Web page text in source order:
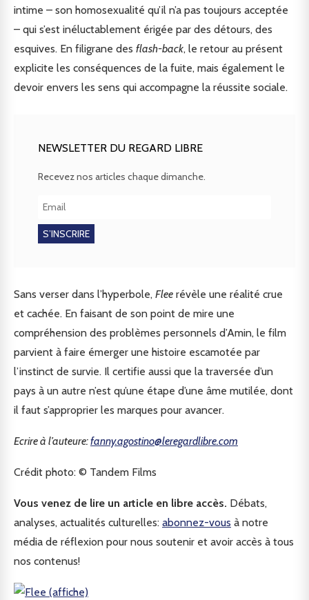
intime – son homosexualité qu’il n’a pas toujours acceptée
– qui s’est inéluctablement érigée par des détours, des
esquives. En filigrane des flash-back, le retour au présent
explicite les conséquences de la fuite, mais également le
devoir envers les sens qui accompagne la réussite sociale.
NEWSLETTER DU REGARD LIBRE
Recevez nos articles chaque dimanche.
Sans verser dans l’hyperbole, Flee révèle une réalité crue
et cachée. En faisant de son point de mire une
compréhension des problèmes personnels d’Amin, le film
parvient à faire émerger une histoire escamotée par
l’instinct de survie. Il certifie aussi que la traversée d’un
pays à un autre n’est qu’une étape d’une âme mutilée, dont
il faut s’approprier les marques pour avancer.
Ecrire à l’auteure:fanny.agostino@leregardlibre.com
Crédit photo: © Tandem Films
Vous venez de lire un article en libre accès. Débats,
analyses, actualités culturelles: abonnez-vous à notre
média de réflexion pour nous soutenir et avoir accès à tous
nos contenus!